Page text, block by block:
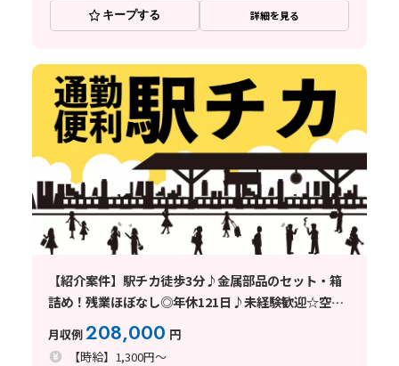
キープする 詳細を見る
【紹介案件】駅チカ徒歩3分♪金属部品のセット・箱
詰め！残業ほぼなし◎年休121日♪未経験歓迎☆空調
月収例208,000 円
【時給】1,300円～